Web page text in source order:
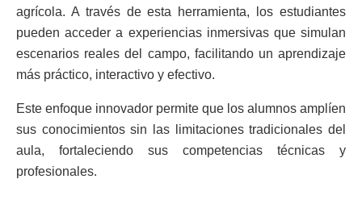
agrícola. A través de esta herramienta, los estudiantes
pueden acceder a experiencias inmersivas que simulan
escenarios reales del campo, facilitando un aprendizaje
más práctico, interactivo y efectivo.
Este enfoque innovador permite que los alumnos amplíen
sus conocimientos sin las limitaciones tradicionales del
aula, fortaleciendo sus competencias técnicas y
profesionales.